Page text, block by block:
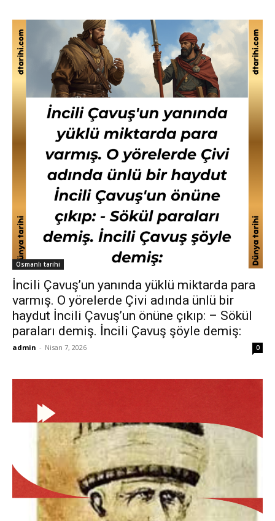
Osmanlı tarihi
İncili Çavuş’un yanında yüklü miktarda para
varmış. O yörelerde Çivi adında ünlü bir
haydut İncili Çavuş’un önüne çıkıp: – Sökül
paraları demiş. İncili Çavuş şöyle demiş:
admin - Nisan 7, 2026 0